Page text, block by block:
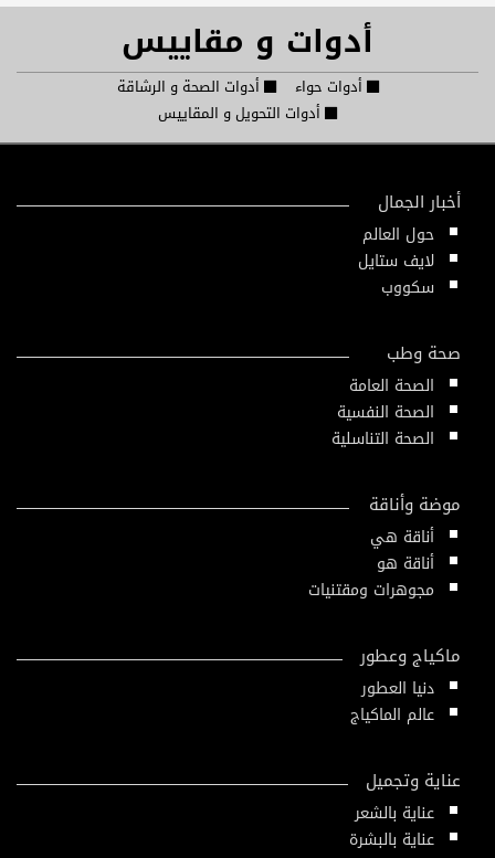
أدوات و مقاييس
أدوات حواء
أدوات الصحة و الرشاقة
أدوات التحويل و المقاييس
أخبار الجمال
حول العالم
لايف ستايل
سكووب
صحة وطب
الصحة العامة
الصحة النفسية
الصحة التناسلية
موضة وأناقة
أناقة هي
أناقة هو
مجوهرات ومقتنيات
ماكياج وعطور
دنيا العطور
عالم الماكياج
عناية وتجميل
عناية بالشعر
عناية بالبشرة